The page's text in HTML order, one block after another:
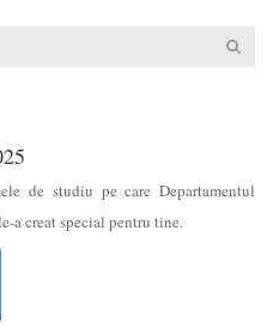
de studiu pe care Departamentul
a creat special pentru tine.